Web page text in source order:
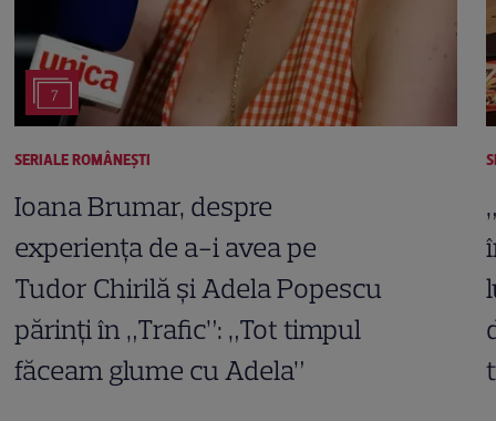
7
SERIALE ROMÂNEŞTI
Ioana Brumar, despre
experiența de a-i avea pe
Tudor Chirilă și Adela Popescu
părinți în „Trafic”: „Tot timpul
făceam glume cu Adela”